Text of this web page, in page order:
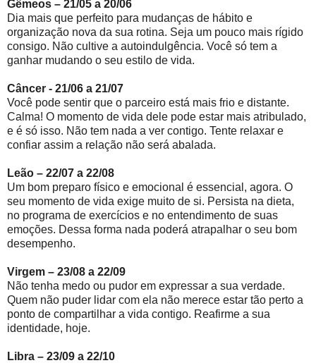
Gêmeos – 21/05 a 20/06
Dia mais que perfeito para mudanças de hábito e
organização nova da sua rotina. Seja um pouco mais rígido
consigo. Não cultive a autoindulgência. Você só tem a
ganhar mudando o seu estilo de vida.
Câncer - 21/06 a 21/07
Você pode sentir que o parceiro está mais frio e distante.
Calma! O momento de vida dele pode estar mais atribulado,
e é só isso. Não tem nada a ver contigo. Tente relaxar e
confiar assim a relação não será abalada.
Leão – 22/07 a 22/08
Um bom preparo físico e emocional é essencial, agora. O
seu momento de vida exige muito de si. Persista na dieta,
no programa de exercícios e no entendimento de suas
emoções. Dessa forma nada poderá atrapalhar o seu bom
desempenho.
Virgem – 23/08 a 22/09
Não tenha medo ou pudor em expressar a sua verdade.
Quem não puder lidar com ela não merece estar tão perto a
ponto de compartilhar a vida contigo. Reafirme a sua
identidade, hoje.
Libra – 23/09 a 22/10